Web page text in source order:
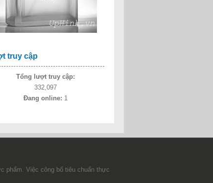
phẩm. Việc công bố tiêu chuẩn thực
truy cập
Tổng lượt truy cập:
332,097
Đang online: 1